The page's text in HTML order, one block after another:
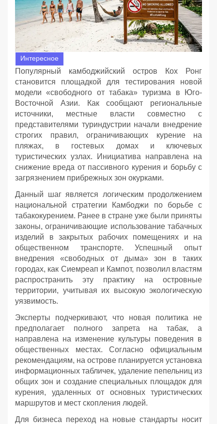
Интересное
Популярный камбоджийский остров Кох Ронг
становится площадкой для тестирования новой
модели «свободного от табака» туризма в Юго-
Восточной Азии. Как сообщают региональные
источники, местные власти совместно с
представителями туриндустрии начали внедрение
строгих правил, ограничивающих курение на
пляжах, в гостевых домах и ключевых
туристических узлах. Инициатива направлена на
снижение вреда от пассивного курения и борьбу с
загрязнением прибрежных зон окурками.
Данный шаг является логическим продолжением
национальной стратегии Камбоджи по борьбе с
табакокурением. Ранее в стране уже были приняты
законы, ограничивающие использование табачных
изделий в закрытых рабочих помещениях и на
общественном транспорте. Успешный опыт
внедрения «свободных от дыма» зон в таких
городах, как Сиемреап и Кампот, позволил властям
распространить эту практику на островные
территории, учитывая их высокую экологическую
уязвимость.
Эксперты подчеркивают, что новая политика не
предполагает полного запрета на табак, а
направлена на изменение культуры поведения в
общественных местах. Согласно официальным
рекомендациям, на острове планируется установка
информационных табличек, удаление пепельниц из
общих зон и создание специальных площадок для
курения, удаленных от основных туристических
маршрутов и мест скопления людей.
Для бизнеса переход на новые стандарты носит